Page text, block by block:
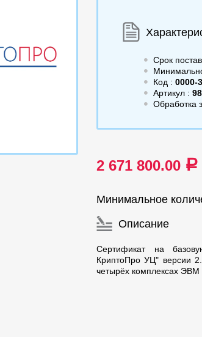
Срок
Код : 0000-
Артикул :
Обработка
2 671 800.00 a
Минимальное
Описание
Сертификат на
КриптоПро УЦ" версии
четырёх комплексах ЭВМ